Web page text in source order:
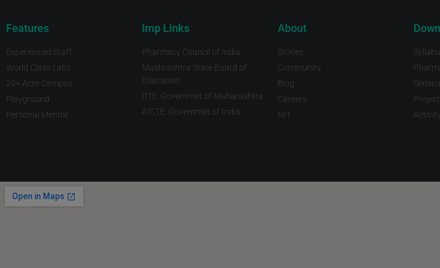
Features
Experienced Staff
World Class Labs
20+ Acre Campus
Playground
Personal Mentor
Imp Links
Pharmacy Council of India
Mashrashtra State Board of
Education
DTE, Governmet of Maharashtra.
AICTE, Governmet of India
About
Stories
Community
Blog
Careers
NIT